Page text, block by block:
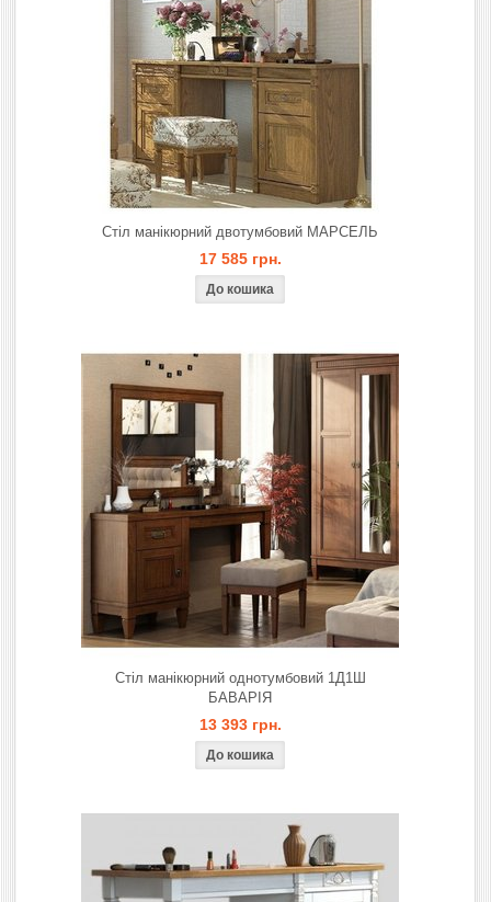
Стіл манікюрний двотумбовий МАРСЕЛЬ
17 585 грн.
Стіл манікюрний однотумбовий 1Д1Ш
БАВАРІЯ
13 393 грн.